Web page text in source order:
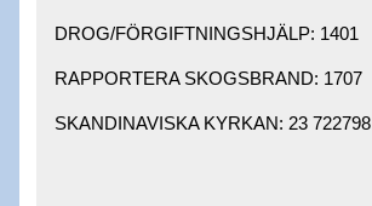
DROG/FÖRGIFTNINGSHJÄLP: 1401 ​
RAPPORTERA SKOGSBRAND: 1707 ​
SKANDINAVISKA KYRKAN: 23 722798 ​